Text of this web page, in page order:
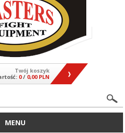
Twój koszyk
0/ 0,00 PLN
MENU